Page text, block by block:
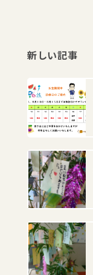
新しい記事